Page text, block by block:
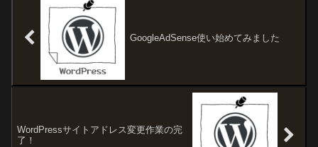
GoogleAdSense使い始めてみました
WordPressサイトアドレス変更作業の完
了！